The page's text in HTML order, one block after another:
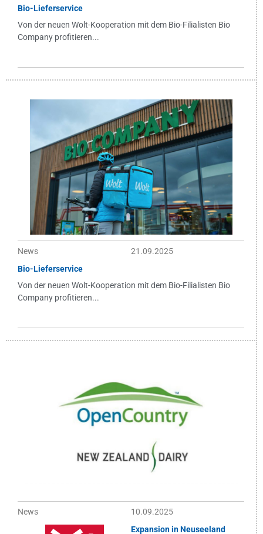
Bio-Lieferservice
Von der neuen Wolt-Kooperation mit dem Bio-Filialisten Bio
Company profitieren...
News
21.09.2025
Bio-Lieferservice
Von der neuen Wolt-Kooperation mit dem Bio-Filialisten Bio
Company profitieren...
News
10.09.2025
Expansion in Neuseeland